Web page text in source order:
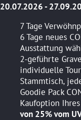
20.07.2026 -
7 Tage
6 Tage neues
Ausstattung
2-geführte
individuelle
Stammtisch,
Goodie Pack
Kaufoption
von 25% vom